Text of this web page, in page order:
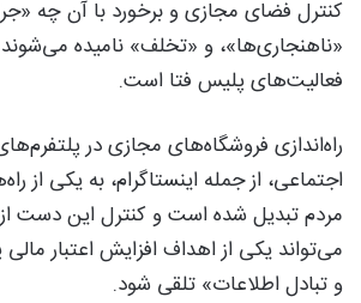
کنترل فضای مجازی و برخورد با آن چه
«ناهنجاری‌ها»، و «تخلف» نامیده می‌شوند
فعالیت‌های پلیس فتا است.
راه‌اندازی فروشگاه‌های مجازی در
اجتماعی، از جمله اینستاگرام، به یکی از
مردم تبدیل شده است و کنترل این دست
می‌تواند یکی از اهداف افزایش اعتبار
و تبادل اطلاعات» تلقی شود.